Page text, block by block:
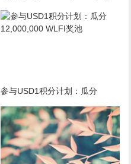
为其添加种子标签
参与USD1积分计划：瓜分
12,000,000 WLFI奖池